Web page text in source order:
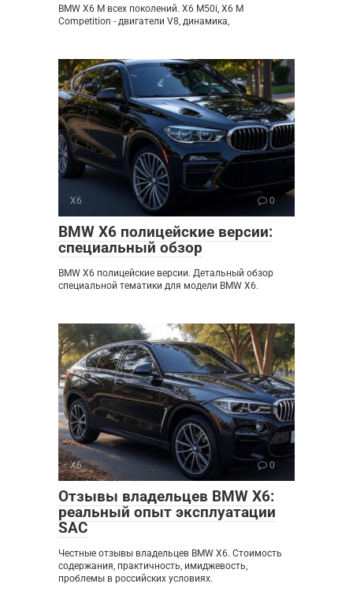
BMW X6 M всех поколений. X6 M50i, X6 M
Competition - двигатели V8, динамика,
X6 0
BMW X6 полицейские версии:
специальный обзор
BMW X6 полицейские версии. Детальный обзор
специальной тематики для модели BMW X6.
X6 0
Отзывы владельцев BMW X6:
реальный опыт эксплуатации
SAC
Честные отзывы владельцев BMW X6. Стоимость
содержания, практичность, имиджевость,
проблемы в российских условиях.